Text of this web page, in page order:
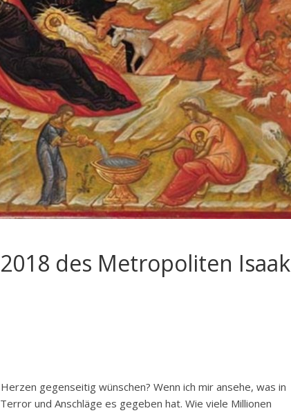
des Metropoliten Isaak
gegenseitig wünschen? Wenn ich mir ansehe, was in
und Anschläge es gegeben hat. Wie viele Millionen